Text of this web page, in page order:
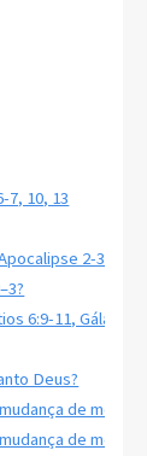
7, 10, 13
2-3
6:9-11, Gálatas
Deus?
de mente,
de mente,